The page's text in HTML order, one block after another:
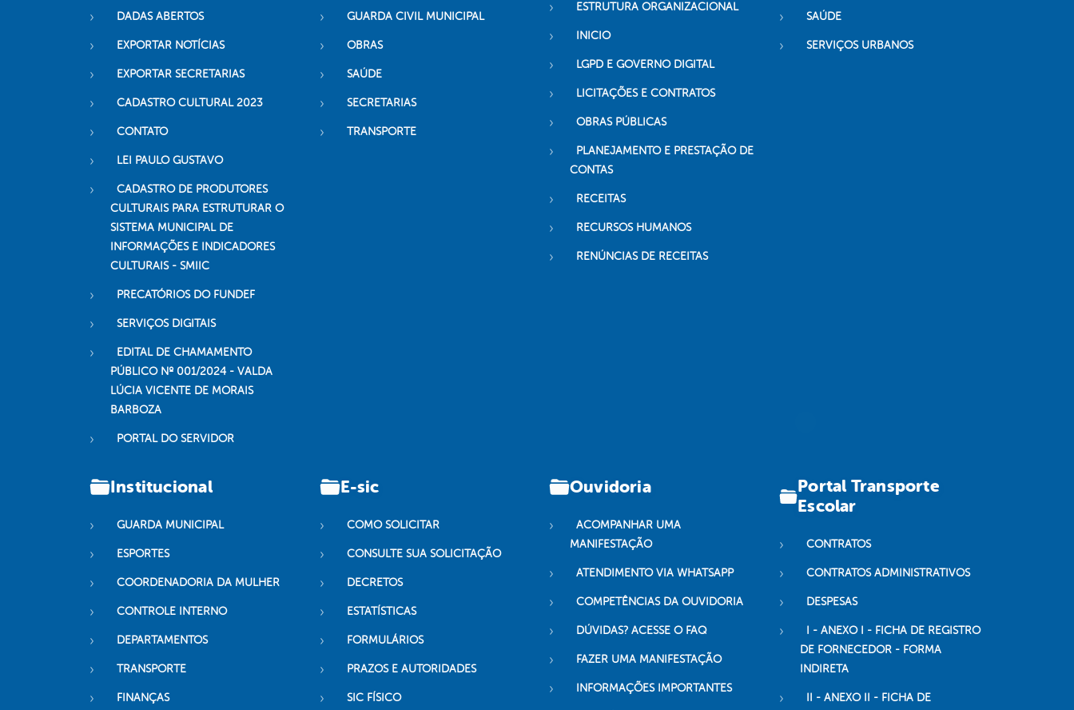
DADAS ABERTOS
EXPORTAR NOTÍCIAS
EXPORTAR SECRETARIAS
CADASTRO CULTURAL 2023
CONTATO
LEI PAULO GUSTAVO
CADASTRO DE PRODUTORES
CULTURAIS PARA ESTRUTURAR O
SISTEMA MUNICIPAL DE
INFORMAÇÕES E INDICADORES
CULTURAIS - SMIIC
PRECATÓRIOS DO FUNDEF
SERVIÇOS DIGITAIS
EDITAL DE CHAMAMENTO
PÚBLICO Nº 001/2024 - VALDA
LÚCIA VICENTE DE MORAIS
BARBOZA
PORTAL DO SERVIDOR
GUARDA CIVIL MUNICIPAL
OBRAS
SAÚDE
SECRETARIAS
TRANSPORTE
ESTRUTURA ORGANIZACIONAL
INICIO
LGPD E GOVERNO DIGITAL
LICITAÇÕES E CONTRATOS
OBRAS PÚBLICAS
PLANEJAMENTO E PRESTAÇÃO DE
CONTAS
RECEITAS
RECURSOS HUMANOS
RENÚNCIAS DE RECEITAS
SAÚDE
SERVIÇOS URBANOS
Institucional
GUARDA MUNICIPAL
ESPORTES
COORDENADORIA DA MULHER
CONTROLE INTERNO
DEPARTAMENTOS
TRANSPORTE
FINANÇAS
E-sic
COMO SOLICITAR
CONSULTE SUA SOLICITAÇÃO
DECRETOS
ESTATÍSTICAS
FORMULÁRIOS
PRAZOS E AUTORIDADES
SIC FÍSICO
Ouvidoria
ACOMPANHAR UMA
MANIFESTAÇÃO
ATENDIMENTO VIA WHATSAPP
COMPETÊNCIAS DA OUVIDORIA
DÚVIDAS? ACESSE O FAQ
FAZER UMA MANIFESTAÇÃO
INFORMAÇÕES IMPORTANTES
Portal Transporte
Escolar
CONTRATOS
CONTRATOS ADMINISTRATIVOS
DESPESAS
I - ANEXO I - FICHA DE REGISTRO
DE FORNECEDOR - FORMA
INDIRETA
II - ANEXO II - FICHA DE